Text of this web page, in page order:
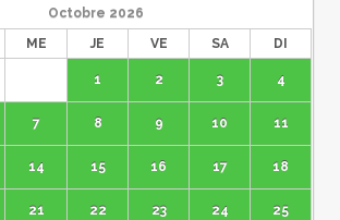
Octobre 2026
ME JE VE SA DI
1 2 3 4
7 8 9 10 11
14 15 16 17 18
21 22 23 24 25